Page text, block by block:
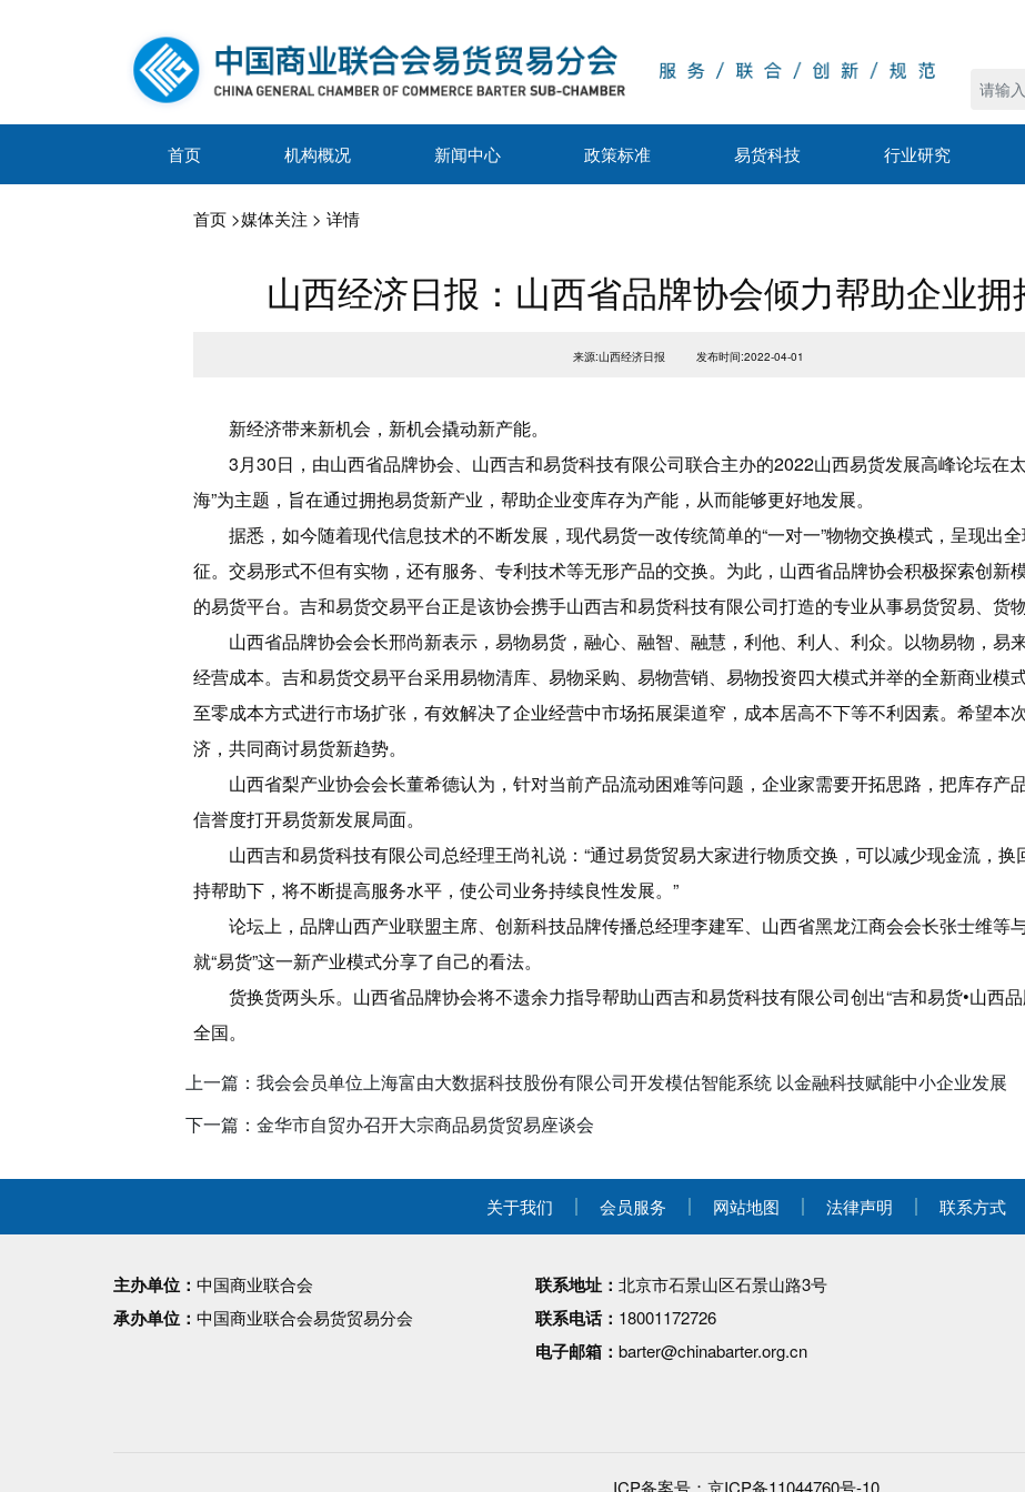
首页 机构概况 新闻中心 政策标准 易货科技 行业研究
首页 >媒体关注 > 详情
山西经济日报：山西省品牌协会倾力帮助企业
来源:山西经济日报 发布时间:2022-04-01
新经济带来新机会，新机会撬动新产能。
3月30日，由山西省品牌协会、山西吉和易货科技有限公司联合主办的2022山西易货发展高峰论坛在
海”为主题，旨在通过拥抱易货新产业，帮助企业变库存为产能，从而能够更好地发展。
据悉，如今随着现代信息技术的不断发展，现代易货一改传统简单的“一对一”物物交换模式，呈现出
征。交易形式不但有实物，还有服务、专利技术等无形产品的交换。为此，山西省品牌协会积极探索创新
的易货平台。吉和易货交易平台正是该协会携手山西吉和易货科技有限公司打造的专业从事易货贸易、货物
山西省品牌协会会长邢尚新表示，易物易货，融心、融智、融慧，利他、利人、利众。以物易物，易
经营成本。吉和易货交易平台采用易物清库、易物采购、易物营销、易物投资四大模式并举的全新商业模
至零成本方式进行市场扩张，有效解决了企业经营中市场拓展渠道窄，成本居高不下等不利因素。希望本
济，共同商讨易货新趋势。
山西省梨产业协会会长董希德认为，针对当前产品流动困难等问题，企业家需要开拓思路，把库存产
信誉度打开易货新发展局面。
山西吉和易货科技有限公司总经理王尚礼说：“通过易货贸易大家进行物质交换，可以减少现金流，
持帮助下，将不断提高服务水平，使公司业务持续良性发展。”
论坛上，品牌山西产业联盟主席、创新科技品牌传播总经理李建军、山西省黑龙江商会会长张士维等
就“易货”这一新产业模式分享了自己的看法。
货换货两头乐。山西省品牌协会将不遗余力指导帮助山西吉和易货科技有限公司创出“吉和易货•山西
全国。
上一篇：我会会员单位上海富由大数据科技股份有限公司开发模估智能系统 以金融科技赋能中小企业发展
下一篇：金华市自贸办召开大宗商品易货贸易座谈会
关于我们 会员服务 网站地图 法律声明 联系方式
主办单位： 中国商业联合会
承办单位： 中国商业联合会易货贸易分会
联系地址： 北京市石景山区石景山路3号
联系电话： 18001172726
电子邮箱： barter@chinabarter.org.cn
ICP备案号： 京ICP备11044760号-10